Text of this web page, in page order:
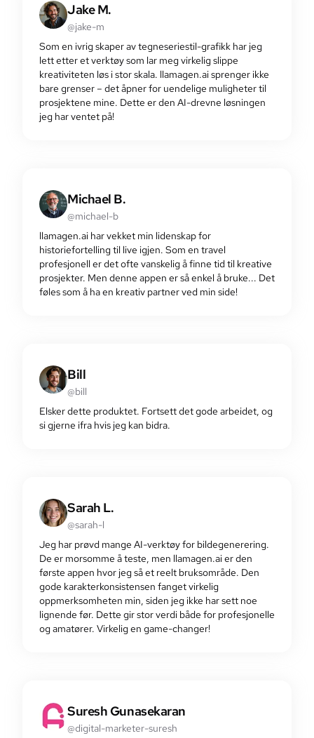
Jake M.
@jake-m
Som en ivrig skaper av tegneseriestil-grafikk har jeg
lett etter et verktøy som lar meg virkelig slippe
kreativiteten løs i stor skala. llamagen.ai sprenger ikke
bare grenser – det åpner for uendelige muligheter til
prosjektene mine. Dette er den AI-drevne løsningen
jeg har ventet på!
Michael B.
@michael-b
llamagen.ai har vekket min lidenskap for
historiefortelling til live igjen. Som en travel
profesjonell er det ofte vanskelig å finne tid til kreative
prosjekter. Men denne appen er så enkel å bruke... Det
føles som å ha en kreativ partner ved min side!
Bill
@bill
Elsker dette produktet. Fortsett det gode arbeidet, og
si gjerne ifra hvis jeg kan bidra.
Sarah L.
@sarah-l
Jeg har prøvd mange AI-verktøy for bildegenerering.
De er morsomme å teste, men llamagen.ai er den
første appen hvor jeg så et reelt bruksområde. Den
gode karakterkonsistensen fanget virkelig
oppmerksomheten min, siden jeg ikke har sett noe
lignende før. Dette gir stor verdi både for profesjonelle
og amatører. Virkelig en game-changer!
Suresh Gunasekaran
@digital-marketer-suresh